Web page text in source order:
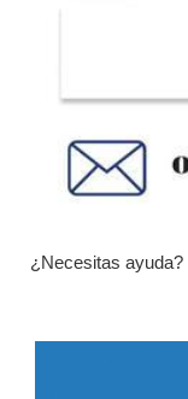
¿Necesitas ayuda?